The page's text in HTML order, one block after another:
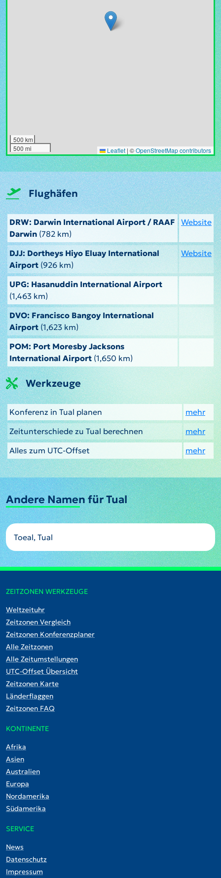
500 km
500 mi
Leaflet | ©OpenStreetMap contributors
Flughäfen
DRW: Darwin International Airport / RAAF
Darwin (782 km)
Website
DJJ: Dortheys Hiyo Eluay International
Airport(926 km)
Website
UPG: Hasanuddin International Airport
(1,463 km)
DVO: Francisco Bangoy International
Airport(1,623 km)
POM: Port Moresby Jacksons
International Airport (1,650 km)
Werkzeuge
Konferenz in Tual planen
mehr
Zeitunterschiede zu Tual berechnen
mehr
Alles zum UTC-Offset
mehr
Andere Namen für Tual
Toeal, Tual
ZEITZONEN WERKZEUGE
Weltzeituhr
Zeitzonen Vergleich
Zeitzonen Konferenzplaner
Alle Zeitzonen
Alle Zeitumstellungen
UTC-Offset Übersicht
Zeitzonen Karte
Länderflaggen
Zeitzonen FAQ
KONTINENTE
Afrika
Asien
Australien
Europa
Nordamerika
Südamerika
SERVICE
News
Datenschutz
Impressum